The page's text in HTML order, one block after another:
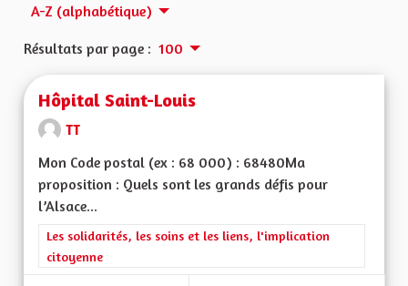
A-Z (alphabétique)
Résultats par page : 100
Hôpital Saint-Louis
TT
Mon Code postal (ex : 68 000) : 68480Ma
proposition : Quels sont les grands défis pour
l’Alsace...
Filtrer les résultats de la catégorie : Les solidarités, les soins
Les solidarités, les soins et les liens, l'implication
citoyenne